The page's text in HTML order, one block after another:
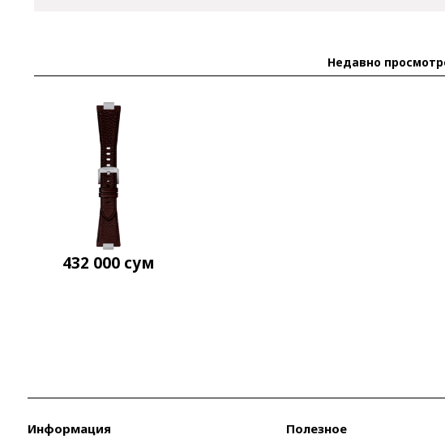
Недавно
432 000 сум
Информация Полезное